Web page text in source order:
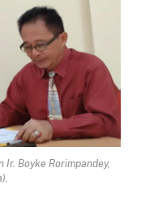
Ir. Boyke Rorimpandey,